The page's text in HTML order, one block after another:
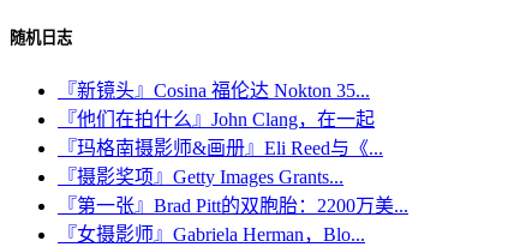
随机日志
『新镜头』Cosina 福伦达 Nokton 35...
『他们在拍什么』John Clang，在一起
『玛格南摄影师&画册』Eli Reed与《...
『摄影奖项』Getty Images Grants...
『第一张』Brad Pitt的双胞胎：2200万美...
『女摄影师』Gabriela Herman，Blo...